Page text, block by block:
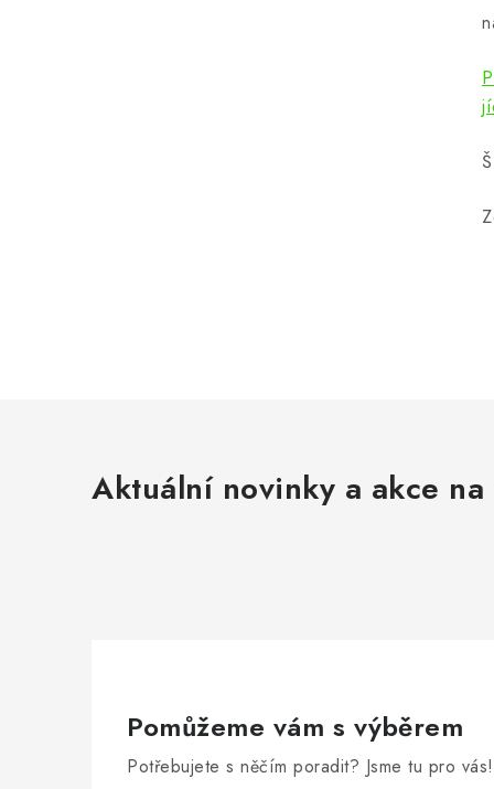
Aktuální novinky a akce na
Pomůžeme vám s výběrem
Potřebujete s něčím poradit? Jsme tu pro vás!